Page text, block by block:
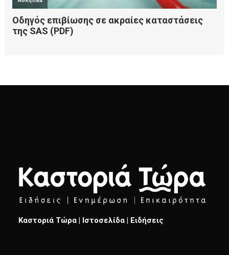
Καστοριά Τώρα | Ιστοσελίδα | Ειδήσεις